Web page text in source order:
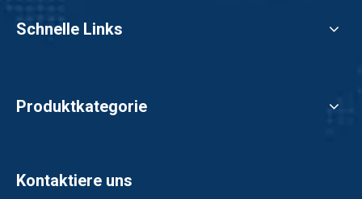
Schnelle Links
Produktkategorie
Kontaktiere uns